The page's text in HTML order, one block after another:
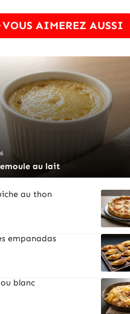
VOUS AIMEREZ AUSSI
au lait
au thon
empanadas
blanc